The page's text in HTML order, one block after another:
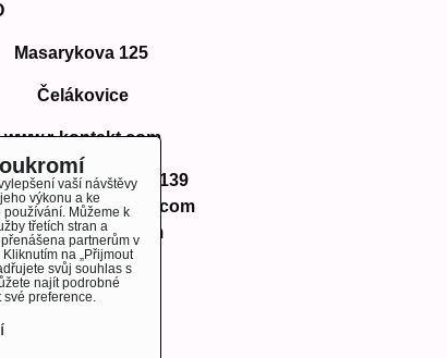
Masarykova 125
Čelákovice
www.r-kontakt.com
+420 724 350 139
info@r-kontakt.com
info@r-kontakt.
com
vaší návštěvy
výkonu a ke
Můžeme k
třetích stran a
partnerům v
na „Přijmout
svůj souhlas s
najít podrobné
preference.